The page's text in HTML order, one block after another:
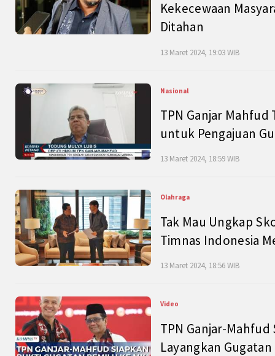
Kekecewaan
Ditahan
13 Maret 2024, 19:03 WIB
Nasional
TPN Ganjar
untuk Pengajuan
13 Maret 2024, 18:59 WIB
Olahraga
Tak Mau Ungkap
Timnas Indonesia
13 Maret 2024, 18:56 WIB
Video
TPN Ganjar-
Layangkan